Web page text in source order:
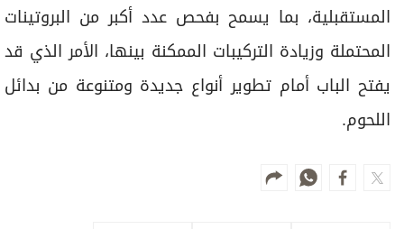
المستقبلية، بما يسمح بفحص عدد أكبر من البروتينات
المحتملة وزيادة التركيبات الممكنة بينها، الأمر الذي قد
يفتح الباب أمام تطوير أنواع جديدة ومتنوعة من بدائل
اللحوم.